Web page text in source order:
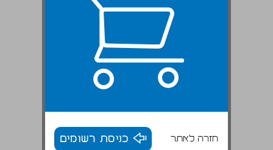
חזרה לאתר כניסת רשומים